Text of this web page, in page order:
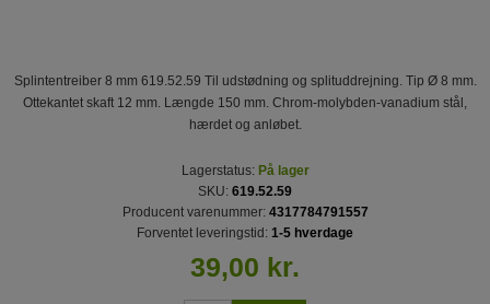
Splintentreiber 8 mm 619.52.59 Til udstødning og splituddrejning. Tip Ø 8 mm.
Ottekantet skaft 12 mm. Længde 150 mm. Chrom-molybden-vanadium stål,
hærdet og anløbet.
Lagerstatus: På lager
SKU: 619.52.59
Producent varenummer: 4317784791557
Forventet leveringstid: 1-5 hverdage
39,00 kr.